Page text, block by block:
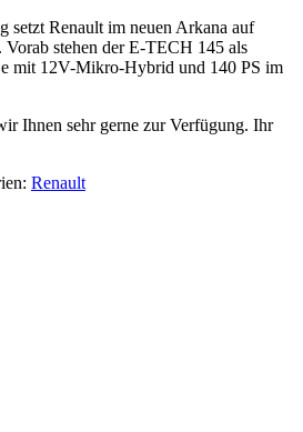
setzt Renault im neuen Arkana auf
stehen der E-TECH 145 als
mit 12V-Mikro-Hybrid und 140 PS im
Ihnen sehr gerne zur Verfügung. Ihr
Renault